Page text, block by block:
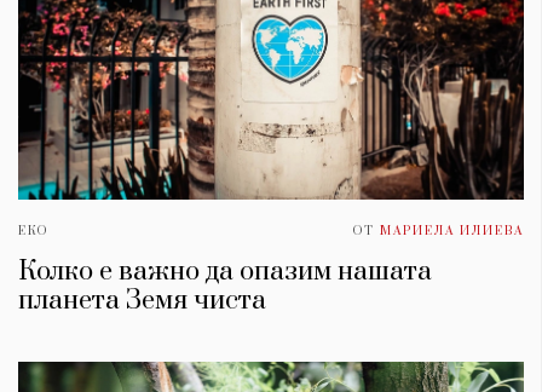
ЕКО ОТ МАРИЕЛА ИЛИЕВА
Колко е важно да опазим нашата
планета Земя чиста